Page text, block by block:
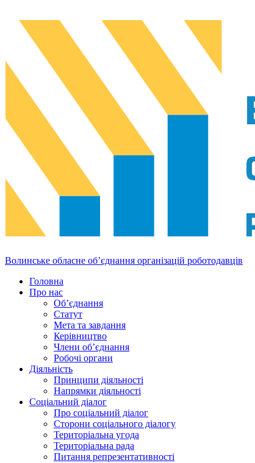
Волинське обласне об’єднання організацій роботодавців
Головна
Про нас
Об’єднання
Статут
Мета та завдання
Керівництво
Члени об’єднання
Робочі органи
Діяльність
Принципи діяльності
Напрямки діяльності
Соціальний діалог
Про соціальний діалог
Сторони соціального діалогу
Територіальна угода
Територіальна рада
Питання репрезентативності